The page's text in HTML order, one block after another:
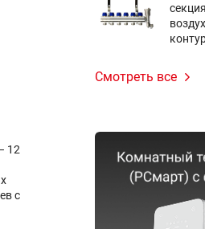
12
с
Смотреть все